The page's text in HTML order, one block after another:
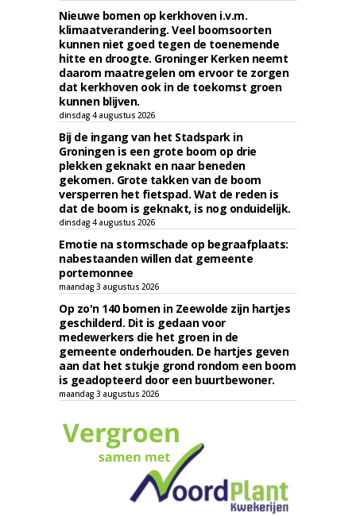
Nieuwe bomen op kerkhoven i.v.m.
klimaatverandering. Veel boomsoorten
kunnen niet goed tegen de toenemende
hitte en droogte. Groninger Kerken neemt
daarom maatregelen om ervoor te zorgen
dat kerkhoven ook in de toekomst groen
kunnen blijven.
dinsdag 4 augustus 2026
Bij de ingang van het Stadspark in
Groningen is een grote boom op drie
plekken geknakt en naar beneden
gekomen. Grote takken van de boom
versperren het fietspad. Wat de reden is
dat de boom is geknakt, is nog onduidelijk.
dinsdag 4 augustus 2026
Emotie na stormschade op begraafplaats:
nabestaanden willen dat gemeente
portemonnee
maandag 3 augustus 2026
Op zo'n 140 bomen in Zeewolde zijn hartjes
geschilderd. Dit is gedaan voor
medewerkers die het groen in de
gemeente onderhouden. De hartjes geven
aan dat het stukje grond rondom een boom
is geadopteerd door een buurtbewoner.
maandag 3 augustus 2026